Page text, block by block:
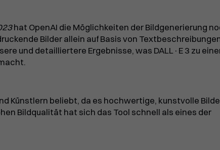
hat OpenAI die Möglichkeiten der Bildgenerierung
Bilder allein auf Basis von
und detailliertere Ergebnisse, was DALL·E 3 zu
Künstlern beliebt, da es hochwertige, kunstvolle
Bildqualität hat sich das Tool schnell als eines der